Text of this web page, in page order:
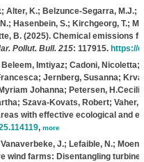
Alter, K.; Belzunce-Segarra,
Hasenbein, S.; Kirchgeorg, T.;
B.(2025). Chemical emissions
Pollut. Bull. 215: 117915. https://
Imtiyaz; Cadoni,
Jernberg, Susanna;
Johanna; Petersen,
Szava-Kovats, Robert;
with effective ecological and
, more
J.; Lefaible, N.;
wind farms: Disentangling